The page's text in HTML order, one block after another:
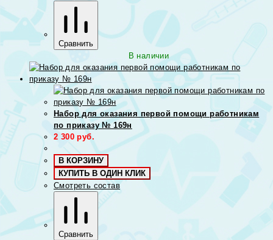
Сравнить
В наличии
Набор для оказания первой помощи работникам
по приказу № 169н
2 300 руб.
В КОРЗИНУ
КУПИТЬ В ОДИН КЛИК
Смотреть состав
Сравнить